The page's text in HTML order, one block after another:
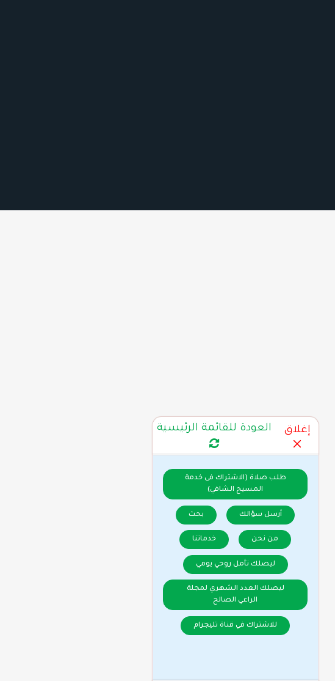
إغلاق العودة للقائمة الرئيسية
طلب صلاة (الاشتراك فى خدمة
المسيح الشافي)
أرسل سؤالك بحث
من نحن خدماتنا
ليصلك تأمل روحي يومي
ليصلك العدد الشهري لمجلة
الراعي الصالح
للاشتراك في قناة تليجرام